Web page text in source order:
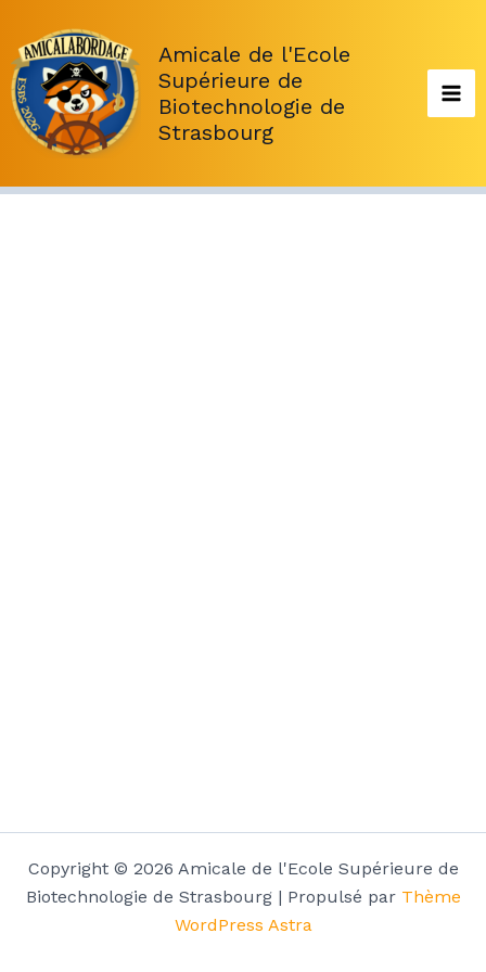
contenu
Amicale de l'Ecole
Supérieure de
Biotechnologie de
Strasbourg
Copyright © 2026 Amicale de l'Ecole Supérieure de
Biotechnologie de Strasbourg | Propulsé par Thème
WordPress Astra